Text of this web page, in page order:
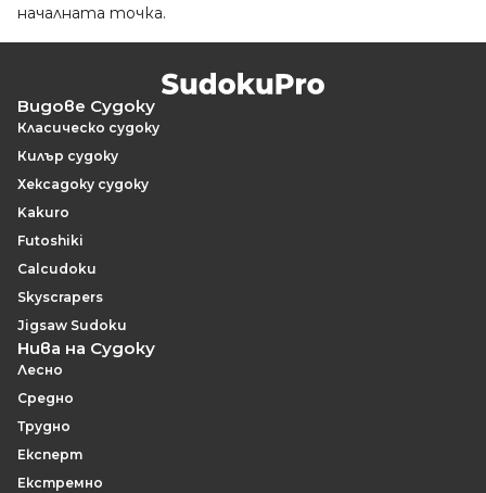
началната точка.
Видове Судоку
Класическо судоку
Килър судоку
Хексадоку судоку
Kakuro
Futoshiki
Calcudoku
Skyscrapers
Jigsaw Sudoku
Нива на Судоку
Лесно
Средно
Трудно
Експерт
Екстремно